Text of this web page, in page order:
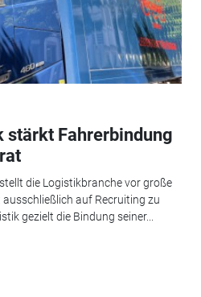
stärkt Fahrerbindung
die Logistikbranche vor große
auf Recruiting zu
gezielt die Bindung seiner...